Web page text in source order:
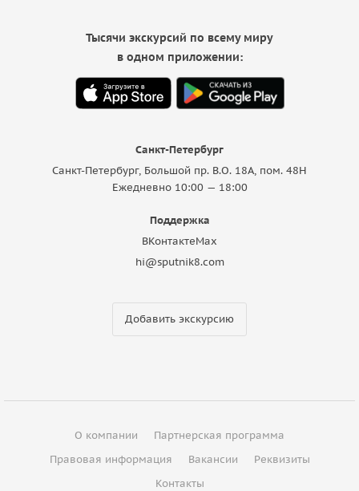
Санкт-Петербург
Санкт-Петербург, Большой пр. В.О. 18A, пом. 48Н
Ежедневно 10:00 — 18:00
Поддержка
ВКонтактеMax
hi@sputnik8.com
Добавить экскурсию
Тысячи экскурсий по всему миру
в одном приложении:
О компании
Партнерская программа
Правовая информация
Вакансии
Реквизиты
Контакты